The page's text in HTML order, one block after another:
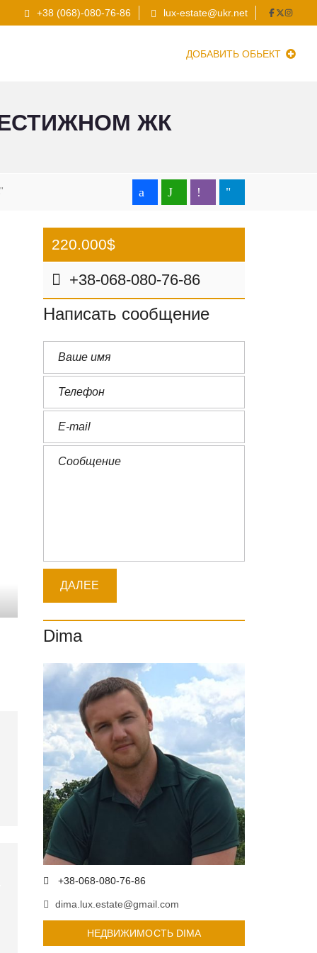
+38 (068)-080-76-86 lux-estate@ukr.net
ДОБАВИТЬ ОБЬЕКТ
ЖК
220.000$
+38-068-080-76-86
Написать сообщение
Dima
+38-068-080-76-86
dima.lux.estate@gmail.com
НЕДВИЖИМОСТЬ DIMA